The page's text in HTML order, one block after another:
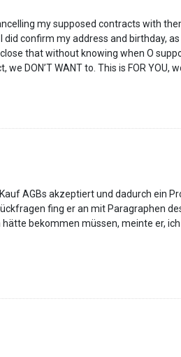
my supposed contracts with
confirm my address and birthday,
that without knowing when O
DON’T WANT to. This is FOR YOU,
AGBs akzeptiert und dadurch ein
fing er an mit Paragraphen
bekommen müssen, meinte er,